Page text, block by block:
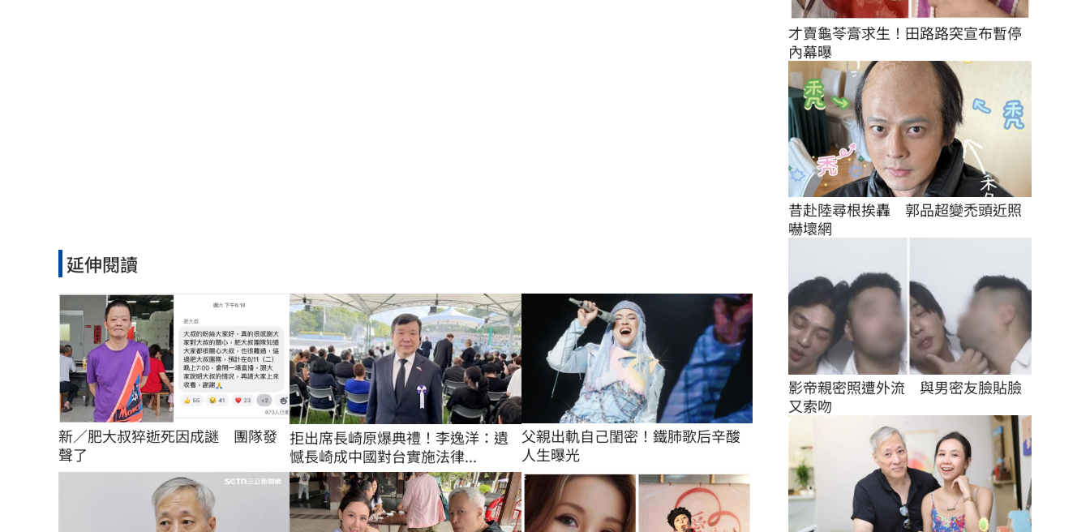
延伸閱讀
新／肥大叔猝逝死因成謎　團隊發
聲了
拒出席長崎原爆典禮！李逸洋：遺
憾長崎成中國對台實施法律...
父親出軌自己閨密！鐵肺歌后辛酸
人生曝光
才賣龜苓膏求生！田路路突宣布暫停
內幕曝
昔赴陸尋根挨轟　郭品超變禿頭近照
嚇壞網
影帝親密照遭外流　與男密友臉貼臉
又索吻